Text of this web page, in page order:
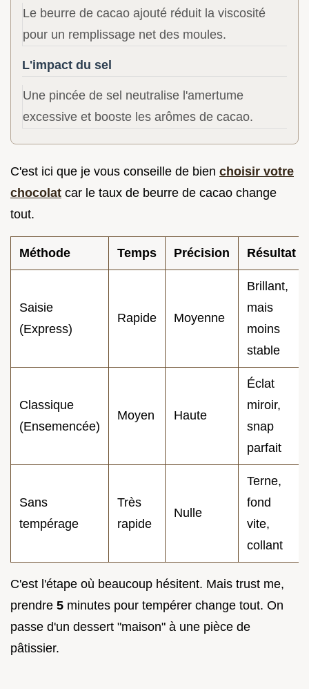
Le beurre de cacao ajouté réduit la viscosité
pour un remplissage net des moules.
L'impact du sel
Une pincée de sel neutralise l'amertume
excessive et booste les arômes de cacao.
C'est ici que je vous conseille de bien choisir votre
chocolat car le taux de beurre de cacao change
tout.
Méthode Temps Précision Résultat
Saisie
(Express)
Rapide Moyenne
Brillant,
mais
moins
stable
Classique
(Ensemencée)
Moyen Haute
Éclat
miroir,
snap
parfait
Sans
tempérage
Très
rapide
Nulle
Terne,
fond
vite,
collant
C'est l'étape où beaucoup hésitent. Mais trust me,
prendre 5 minutes pour tempérer change tout. On
passe d'un dessert "maison" à une pièce de
pâtissier.